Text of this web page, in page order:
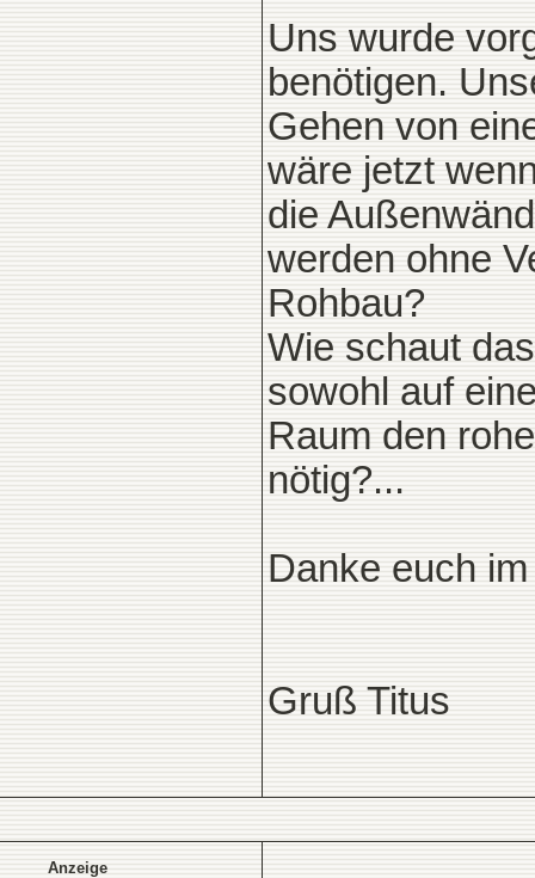
Uns wurde
benötigen.
Gehen von
wäre jetzt
die
werden ohne
Rohbau?
Wie schaut
sowohl auf
Raum den
nötig?...
Danke euch
Gruß Titus
Anzeige